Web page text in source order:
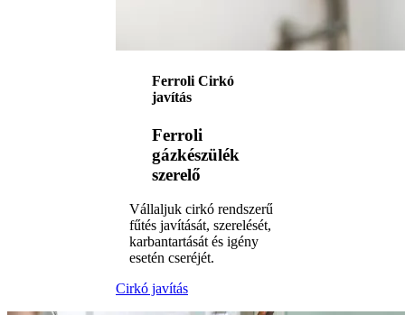
Ferroli Cirkó
javítás
Ferroli
gázkészülék
szerelő
Vállaljuk cirkó rendszerű
fűtés javítását, szerelését,
karbantartását és igény
esetén cseréjét.
Cirkó javítás